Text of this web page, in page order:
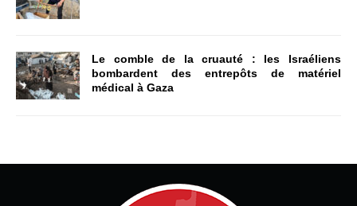
Le comble de la cruauté : les Israéliens
bombardent des entrepôts de matériel
médical à Gaza